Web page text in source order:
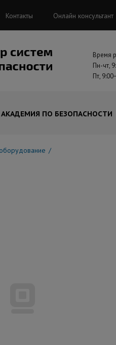
Контакты Онлайн консультант
Время
Пн-чт,
Пт,
АКАДЕМИЯ ПО БЕЗОПАСНОСТИ